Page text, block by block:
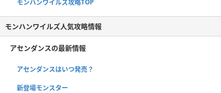
モンハンワイルズ攻略TOP
モンハンワイルズ人気攻略情報
アセンダンスの最新情報
アセンダンスはいつ発売？
新登場モンスター